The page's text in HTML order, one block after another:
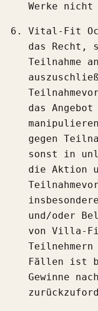
Werke
Vital-Fit
das Recht,
Teilnahme
das
gegen
sonst in
die Aktion
und/oder
von Villa-
Fällen ist
Gewinne